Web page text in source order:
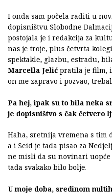
I onda sam počela raditi u
dopisništvu Slobodne
postojala je i redakcija za
nas je troje, plus četvrta
spektakle, glazbu, estradu,
Marcella Jelić pratila je film, i
on me zapravo i pozvao,
Pa hej, ipak su to bila neka
je dopisništvo s čak četvero
Haha, sretnija vremena s tim
a i Seid je tada pisao za
ne misli da su novinari
tada svakako bilo bolje.
U moje doba, sredinom